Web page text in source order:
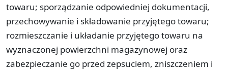
towaru; sporządzanie odpowiedniej dokumentacji,
przechowywanie i składowanie przyjętego towaru;
rozmieszczanie i układanie przyjętego towaru na
wyznaczonej powierzchni magazynowej oraz
zabezpieczanie go przed zepsuciem, zniszczeniem i